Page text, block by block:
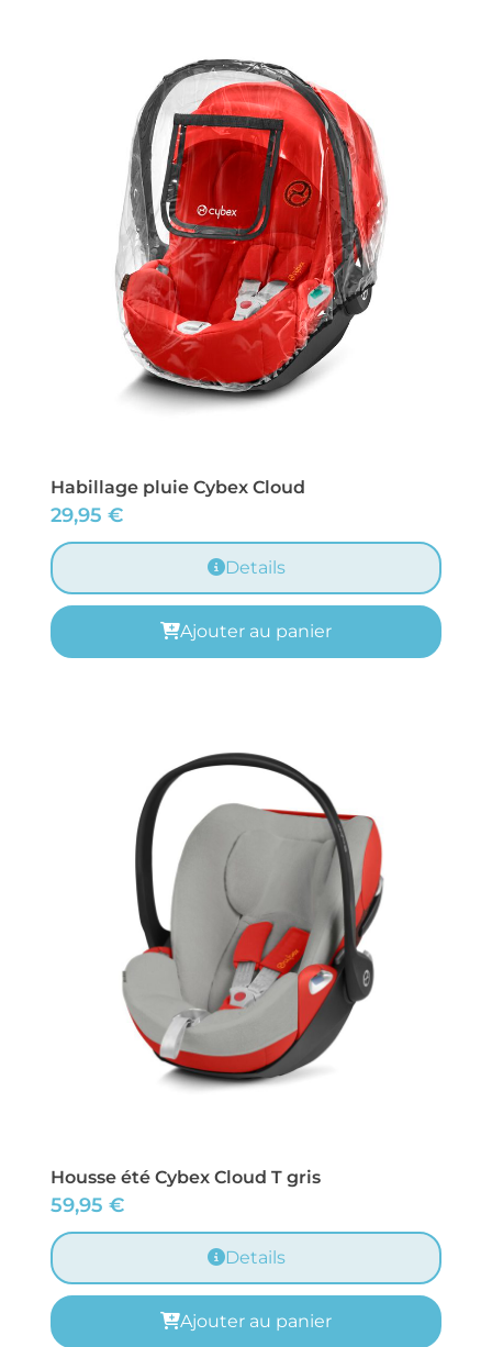
Habillage pluie Cybex Cloud
29,95 €
Details
Ajouter au panier
Housse été Cybex Cloud T gris
59,95 €
Details
Ajouter au panier